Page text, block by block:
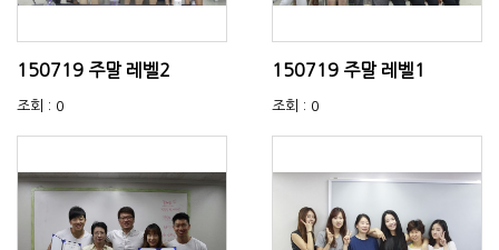
150719 주말 레벨2
조회 : 0
150719 주말 레벨1
조회 : 0